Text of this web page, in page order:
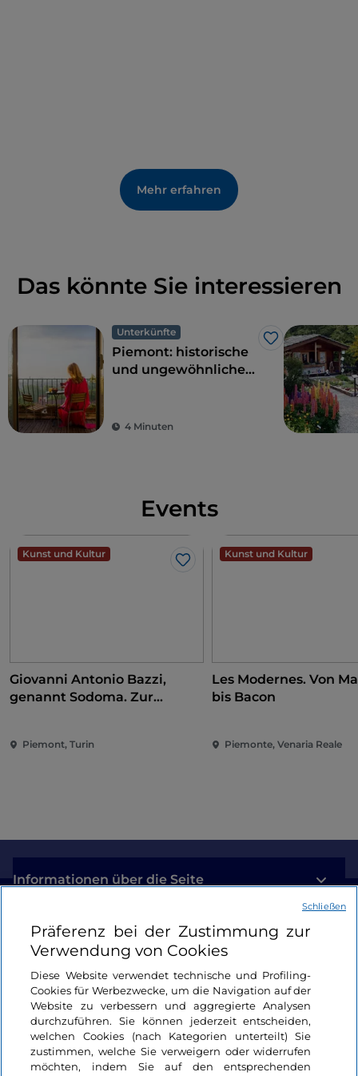
Mehr erfahren
Das könnte Sie interessieren
Unterkünfte
Like
Piemont: historische
und ungewöhnliche
der Suche nach
4 Minuten
Events
Kunst und Kultur
Like
Giovanni Antonio Bazzi,
genannt Sodoma. Zur
Piemont, Turin
Kunst und Kultur
Les Modernes. Von
bis Bacon
Piemonte, Venaria Reale
Informationen über die Seite
Nützliche Links
Login
Bleiben wir in Kontakt
Präferenz bei der Zustimmung zur
Verwendung von Cookies
Diese Website verwendet technische und Profiling-
Cookies für Werbezwecke, um die Navigation auf der
Website zu verbessern und aggregierte Analysen
durchzuführen. Sie können jederzeit entscheiden,
welchen Cookies (nach Kategorien unterteilt) Sie
zustimmen, welche Sie verweigern oder widerrufen
möchten, indem Sie auf den entsprechenden
Schließen